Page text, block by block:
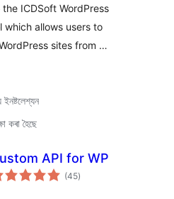
ICDSoft WordPress
which allows users to
sites from …
কৰা হৈছে
API for WP
(45টা
মুঠ)